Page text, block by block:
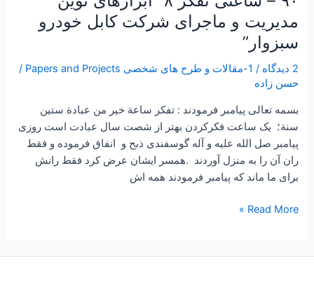
مدیریت و ماجرای شرکت کابل خودرو
سبزوار”
2 دیدگاه / 1-مقالات و طرح های شخصی Papers and Projects
/
حسن زاده
بسمه تعالی پیامبر فرمودند : تفكر ساعة خير من عبادة ستين
سنة؛ یک ساعت فکرکردن بهتر از شصت سال عبادت است روزی
پیامبر صل الله علیه و آله گوسفندی ذبح و انفاق فرموده و فقط
ران آن را به منزل آوردند .همسر ایشان عرض کرد فقط رانش
برای ما ماند که پیامبر فرمودند همه اش
ساعتی
تفکر
۸
“ابزارهای
مدیریت
و
ماجرای
شرکت
کابل
سبزوار”
Read More »